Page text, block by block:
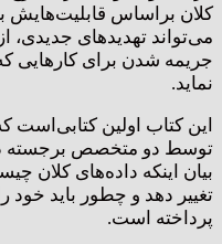
کلان براساس قابلیت‌هایش
می‌تواند تهدیدهای جدیدی،
جریمه شدن برای کارهایی که
نماید.
این کتاب اولین
توسط دو متخصص برجسته
بیان اینکه داده‌های کلان
تغییر دهد و چطور باید خود
پرداخته است.